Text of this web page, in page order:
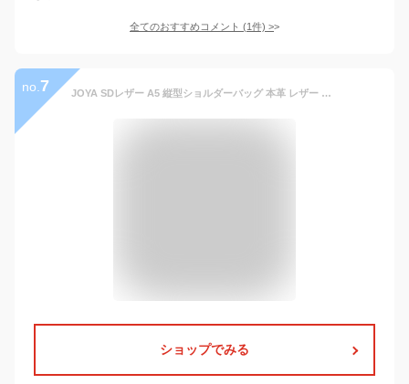
全てのおすすめコメント (1件) >
no. 7 JOYA SDレザー A5 縦型ショルダーバッグ 本革 レザー レディース メンズ 縦型 肩掛けバッグ 斜め掛けバッグ 大人かっこいい シンプル ビジネス カジュアル 通勤 通学 ビジネスバッグ 薄型 PCバッグ 薄い スリム 軽量 ワンショルダー
ショップでみる